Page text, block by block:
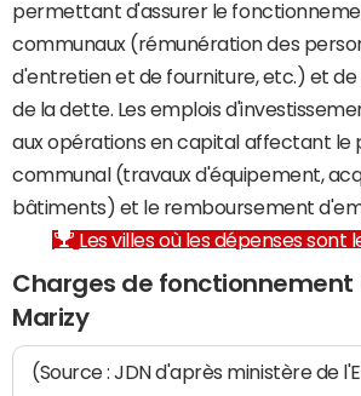
permettant d'assurer le
communaux (rémunération des
d'entretien et de fourniture, etc.) et
de la dette. Les emplois
aux opérations en capital affectant le
communal (travaux d'équipement,
bâtiments) et le remboursement
Les villes où les dépenses sont
Charges de fonctionnement
Marizy
(Source : JDN d'après ministère de